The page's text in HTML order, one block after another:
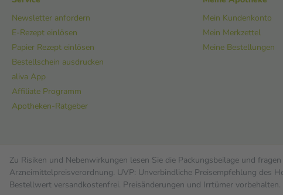
Newsletter anfordern
E-Rezept einlösen
Papier Rezept einlösen
Bestellschein ausdrucken
aliva App
Affiliate Programm
Apotheken-Ratgeber
Mein Kundenkonto
Mein Merkzettel
Meine Bestellungen
Zu Risiken und Nebenwirkungen lesen Sie die Packungsbeilage und
Arzneimittelpreisverordnung. UVP: Unverbindliche Preisempfehlung des
Bestell­wert versand­kosten­frei. Preisänderungen und Irrtümer